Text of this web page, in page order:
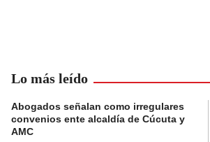
Lo más leído
Abogados señalan como irregulares
convenios ente alcaldía de Cúcuta y
AMC